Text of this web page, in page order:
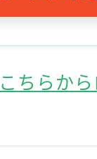
こちらか